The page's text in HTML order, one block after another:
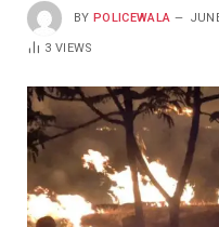
BY POLICEWALA
3VIEWS